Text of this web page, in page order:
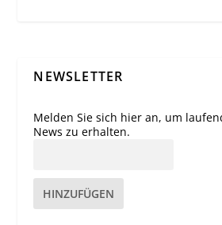
NEWSLETTER
Melden Sie sich hier an, um
News zu erhalten.
HINZUFÜGEN